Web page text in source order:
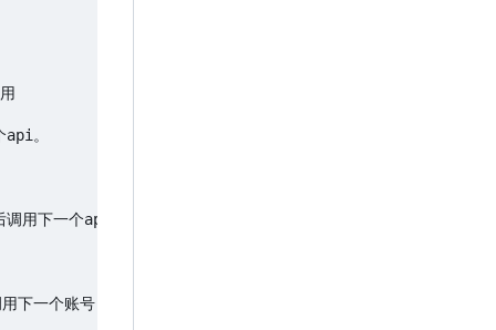
。
用下一个api
后调用下一个账号